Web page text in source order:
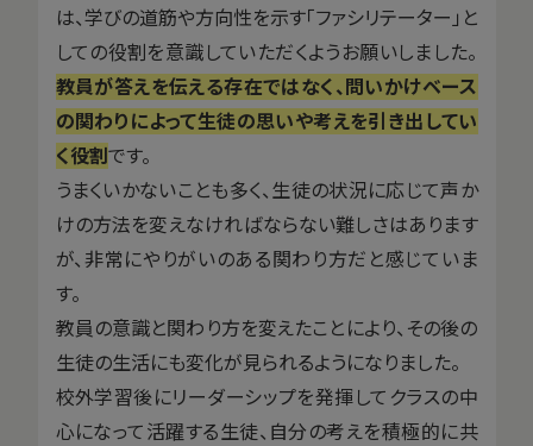
は、学びの道筋や方向性を示す「ファシリテーター」と
しての役割を意識していただくようお願いしました。
教員が答えを伝える存在ではなく、問いかけベース
の関わりによって生徒の思いや考えを引き出してい
く役割です。
うまくいかないことも多く、生徒の状況に応じて声か
けの方法を変えなければならない難しさはあります
が、非常にやりがいのある関わり方だと感じていま
す。
教員の意識と関わり方を変えたことにより、その後の
生徒の生活にも変化が見られるようになりました。
校外学習後にリーダーシップを発揮してクラスの中
心になって活躍する生徒、自分の考えを積極的に共